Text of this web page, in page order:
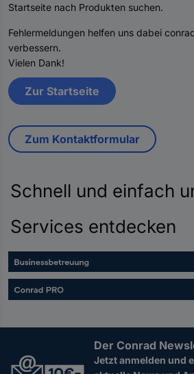
Startseite nach Produkten suchen.
Fehlermeldungen helfen uns dabei
verbessern.
Vielen Dank!
Zur Startseite
Zum Kontaktformular
Schnell und einfach
Services entdecken
Der Conrad
Jetzt anmelden und